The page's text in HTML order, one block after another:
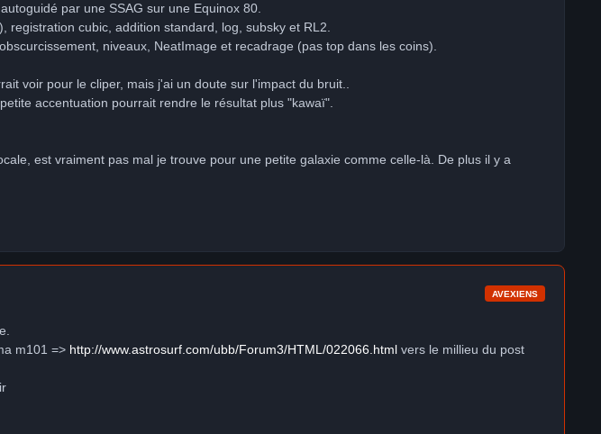
par une SSAG sur une Equinox 80.
cubic, addition standard, log, subsky et RL2.
niveaux, NeatImage et recadrage (pas top dans les coins).
voir pour le cliper, mais j'ai un doute sur l'impact du bruit..
accentuation pourrait rendre le résultat plus "kawaï".
est vraiment pas mal je trouve pour une petite galaxie comme celle-là. De plus il y a
AVEXIENS
m101 => http://www.astrosurf.com/ubb/Forum3/HTML/022066.html vers le millieu du post